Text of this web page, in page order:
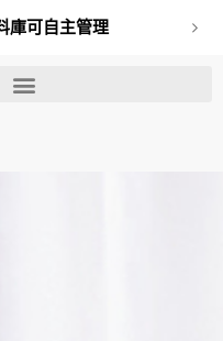
跑馬燈，後台網站資料庫